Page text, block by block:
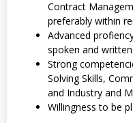
Contract
preferably within
Advanced
spoken and written
Strong
Solving Skills,
and Industry and
Willingness to be